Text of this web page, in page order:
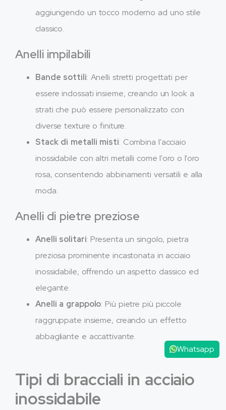
aggiungendo un tocco moderno ad uno stile
classico.
Anelli impilabili
Bande sottili: Anelli stretti progettati per
essere indossati insieme, creando un look a
strati che può essere personalizzato con
diverse texture o finiture.
Stack di metalli misti: Combina l'acciaio
inossidabile con altri metalli come l'oro o l'oro
rosa, consentendo abbinamenti versatili e alla
moda.
Anelli di pietre preziose
Anelli solitari: Presenta un singolo, pietra
preziosa prominente incastonata in acciaio
inossidabile, offrendo un aspetto classico ed
elegante.
Anelli a grappolo: Più pietre più piccole
raggruppate insieme, creando un effetto
abbagliante e accattivante.
Tipi di bracciali in acciaio
inossidabile
Whatsapp